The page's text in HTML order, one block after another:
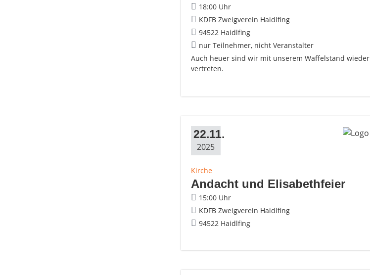
18:00 Uhr
KDFB Zweigverein Haidlfing
94522 Haidlfing
nur Teilnehmer, nicht Veranstalter
Auch heuer sind wir mit unserem Waffelstand wieder
vertreten.
22.11.
2025
Kirche
Andacht und Elisabethfeier
15:00 Uhr
KDFB Zweigverein Haidlfing
94522 Haidlfing